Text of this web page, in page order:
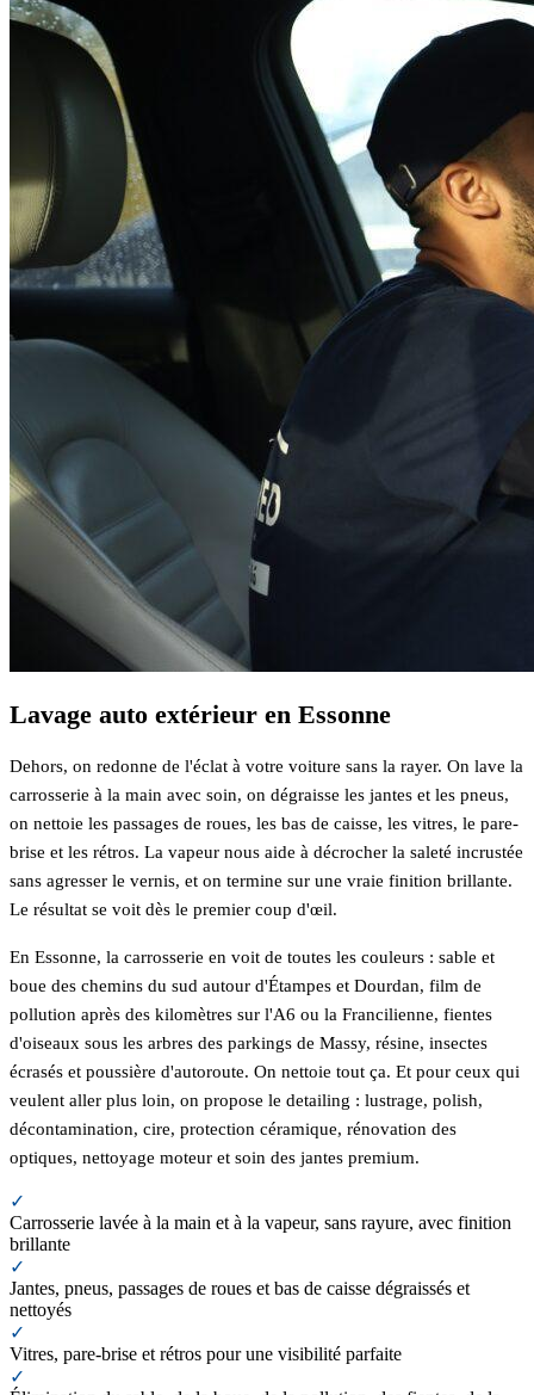
Lavage auto extérieur en Essonne
Dehors, on redonne de l'éclat à votre voiture sans la rayer. On lave la
carrosserie à la main avec soin, on dégraisse les jantes et les pneus,
on nettoie les passages de roues, les bas de caisse, les vitres, le pare-
brise et les rétros. La vapeur nous aide à décrocher la saleté incrustée
sans agresser le vernis, et on termine sur une vraie finition brillante.
Le résultat se voit dès le premier coup d'œil.
En Essonne, la carrosserie en voit de toutes les couleurs : sable et
boue des chemins du sud autour d'Étampes et Dourdan, film de
pollution après des kilomètres sur l'A6 ou la Francilienne, fientes
d'oiseaux sous les arbres des parkings de Massy, résine, insectes
écrasés et poussière d'autoroute. On nettoie tout ça. Et pour ceux qui
veulent aller plus loin, on propose le detailing : lustrage, polish,
décontamination, cire, protection céramique, rénovation des
optiques, nettoyage moteur et soin des jantes premium.
✓
Carrosserie lavée à la main et à la vapeur, sans rayure, avec finition
brillante
✓
Jantes, pneus, passages de roues et bas de caisse dégraissés et
nettoyés
✓
Vitres, pare-brise et rétros pour une visibilité parfaite
✓